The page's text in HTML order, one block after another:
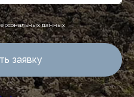
данных
заявку